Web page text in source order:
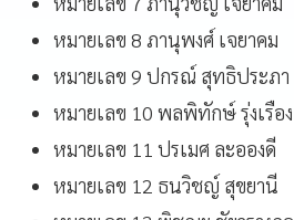
หมายเลข 8 ภานุพงศ์ เจยาคม
หมายเลข 9 ปกรณ์ สุทธิประภา
หมายเลข 10 พลพิทักษ์ รุ่งเรือง
หมายเลข 11 ปรเมศ ละอองดี
หมายเลข 12 ธนวิชญ์ สุขยานี